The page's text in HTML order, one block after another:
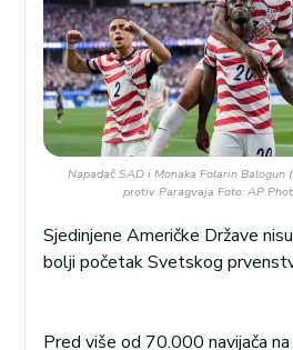
Napadač SAD i Monaka Folarin Balogun
protiv Paragvaja Foto: AP
Sjedinjene Američke Države
bolji početak Svetskog
Pred više od 70.000 navijača